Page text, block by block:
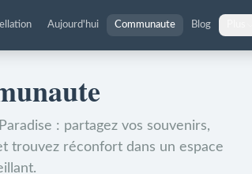
Aujourd'hui Communaute Blog
: partagez vos souvenirs,
trouvez réconfort dans un espace